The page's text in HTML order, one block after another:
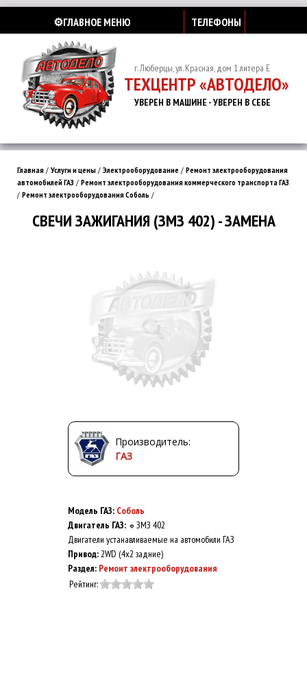
⚙️ГЛАВНОЕ МЕНЮ ТЕЛЕФОНЫ
г. Люберцы, ул. Красная, дом 1 литера Е
ТЕХЦЕНТР «АВТОДЕЛО»
УВЕРЕН В МАШИНЕ - УВЕРЕН В СЕБЕ
Главная / Услуги и цены / Электрооборудование / Ремонт электрооборудования
автомобилей ГАЗ / Ремонт электрооборудования коммерческого транспорта ГАЗ
/ Ремонт электрооборудования Соболь /
СВЕЧИ ЗАЖИГАНИЯ (ЗМЗ 402) - ЗАМЕНА
Производитель:
ГАЗ
Модель ГАЗ: Соболь
Двигатель ГАЗ: 🔹 ЗМЗ 402
Двигатели устанавливаемые на автомобили ГАЗ
Привод:2WD (4x2 задние)
Раздел: Ремонт электрооборудования
Рейтинг: